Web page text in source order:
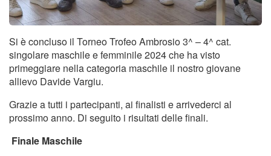
Si è concluso il Torneo Trofeo Ambrosio 3^ – 4^ cat.
singolare maschile e femminile 2024 che ha visto
primeggiare nella categoria maschile il nostro giovane
allievo Davide Vargiu.
Grazie a tutti i partecipanti, ai finalisti e arrivederci al
prossimo anno. Di seguito i risultati delle finali.
Finale Maschile